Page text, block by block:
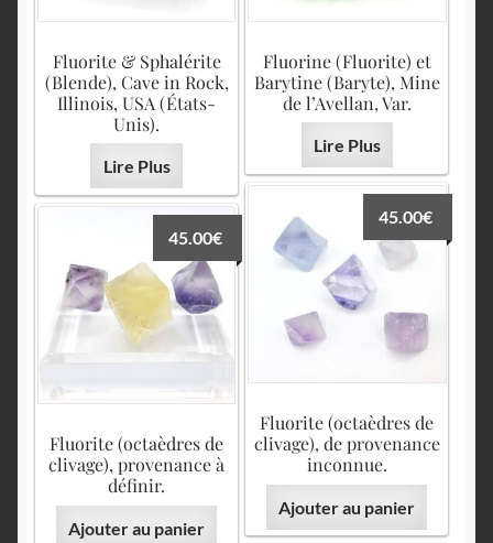
Fluorite & Sphalérite
(Blende), Cave in Rock,
Illinois, USA (États-
Unis).
Lire Plus
Fluorine (Fluorite) et
Barytine (Baryte), Mine
de l’Avellan, Var.
Lire Plus
Fluorite (octaèdres de
clivage), de provenance
inconnue.
45.00€
Ajouter au panier
Fluorite (octaèdres de
clivage), provenance à
définir.
45.00€
Ajouter au panier